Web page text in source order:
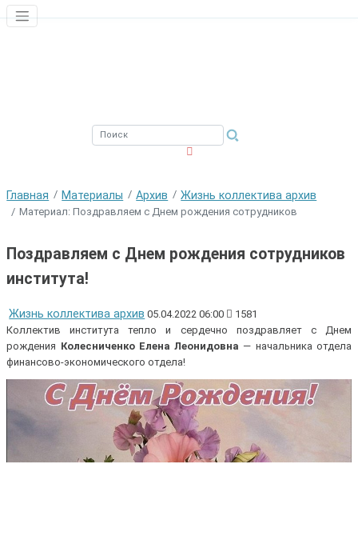
Главная Материалы Архив Жизнь коллектива архив
Материал: Поздравляем с Днем рождения сотрудников
Поздравляем с Днем рождения сотрудников
института!
Жизнь коллектива архив 05.04.2022 06:00
1581
Коллектив института тепло и сердечно поздравляет с Днем
рождения Колесниченко Елена Леонидовна — начальника отдела
финансово-экономического отдела!